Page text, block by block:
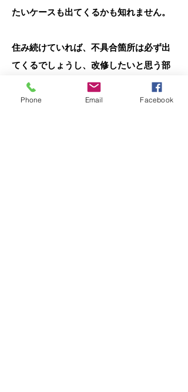
たいケースも出てくるかも知れません。
住み続けていれば、不具合箇所は必ず出
てくるでしょうし、改修したいと思う部
分が出てくることもあるでしょう。
Phone Email Facebook